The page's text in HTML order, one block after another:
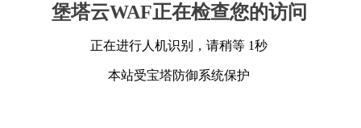
堡塔云WAF正在检查您的访问
正在进行人机识别，请稍等 1秒
本站受宝塔防御系统保护